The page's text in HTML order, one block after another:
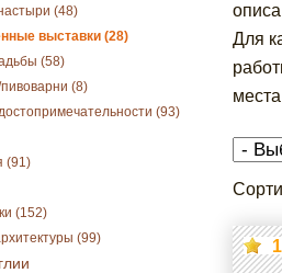
(48)
выставки (28)
(58)
(8)
(93)
(91)
(152)
(99)
Для